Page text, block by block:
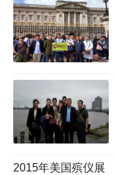
2015年美国殡仪展